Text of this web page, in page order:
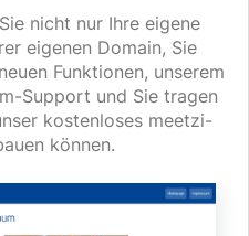
nicht nur Ihre eigene
eigenen Domain, Sie
Funktionen, unserem
Support und Sie tragen
kostenloses meetzi-
können.